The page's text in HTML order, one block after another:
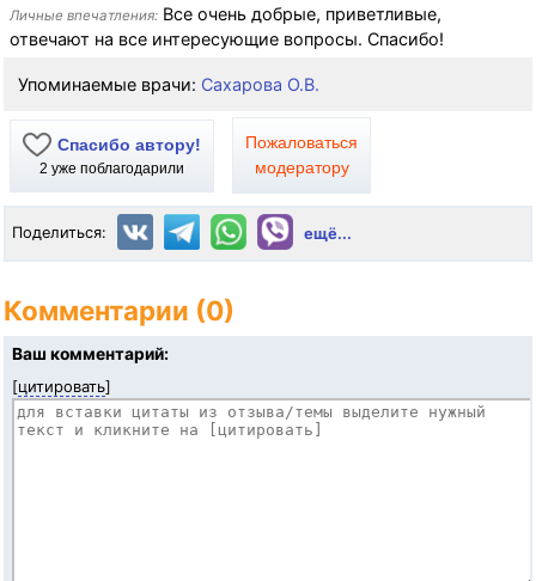
Личные впечатления: Все очень добрые, приветливые,
отвечают на все интересующие вопросы. Спасибо!
Упоминаемые врачи: Сахарова О.В.
Спасибо автору!
2 уже поблагодарили
Пожаловаться
модератору
Поделиться: ещё...
Комментарии (0)
Ваш комментарий:
[цитировать]